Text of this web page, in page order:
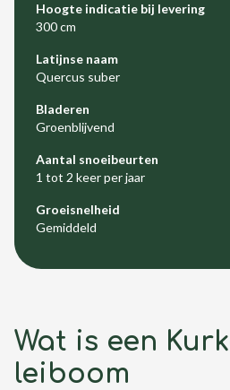
Hoogte indicatie bij levering
300 cm
Latijnse naam
Quercus suber
Bladeren
Groenblijvend
Aantal snoeibeurten
1 tot 2 keer per jaar
Groeisnelheid
Gemiddeld
Wat is een
leiboom